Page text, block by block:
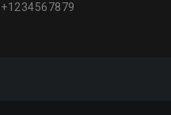
+1234567879